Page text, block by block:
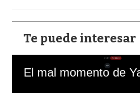
Te puede interesar